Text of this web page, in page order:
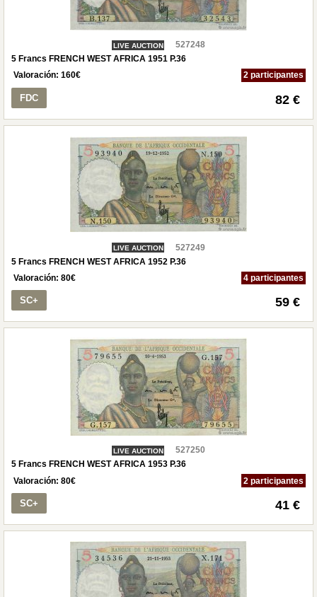
LIVE AUCTION
527248
5 Francs FRENCH WEST AFRICA 1951 P.36
Valoración: 160€ 2 participantes
FDC 82 €
LIVE AUCTION
527249
5 Francs FRENCH WEST AFRICA 1952 P.36
Valoración: 80€ 4 participantes
SC+ 59 €
LIVE AUCTION
527250
5 Francs FRENCH WEST AFRICA 1953 P.36
Valoración: 80€ 2 participantes
SC+ 41 €